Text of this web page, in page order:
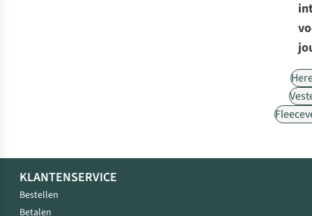
KLANTENSERVICE
Bestellen
Betalen